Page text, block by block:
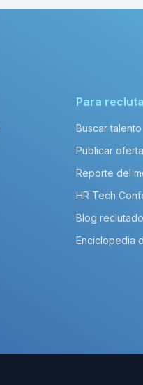
Para
Buscar
Publicar
Reporte del
HR Tech
Blog
Enciclopedia